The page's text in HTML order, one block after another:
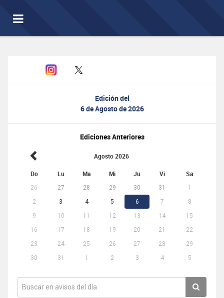
Toggle
navigation
Edición del
6 de Agosto de 2026
Ediciones Anteriores
Agosto 2026
Do Lu Ma Mi Ju Vi Sa
26 27 28 29 30 31
1
2
3 4 5 6 7
8
9
10 11 12 13 14
15
16
17 18 19 20 21
22
23
24 25 26 27 28
29
30
31 1 2 3 4 5